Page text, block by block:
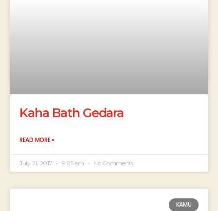
Kaha Bath Gedara
READ MORE »
July 21, 2017 9:05 am No Comments
KAMU